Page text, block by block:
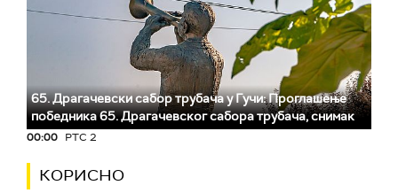
65. Драгачевски сабор трубача у Гучи: Проглашење
победника 65. Драгачевског сабора трубача, снимак
00:00 РТС 2
КОРИСНО